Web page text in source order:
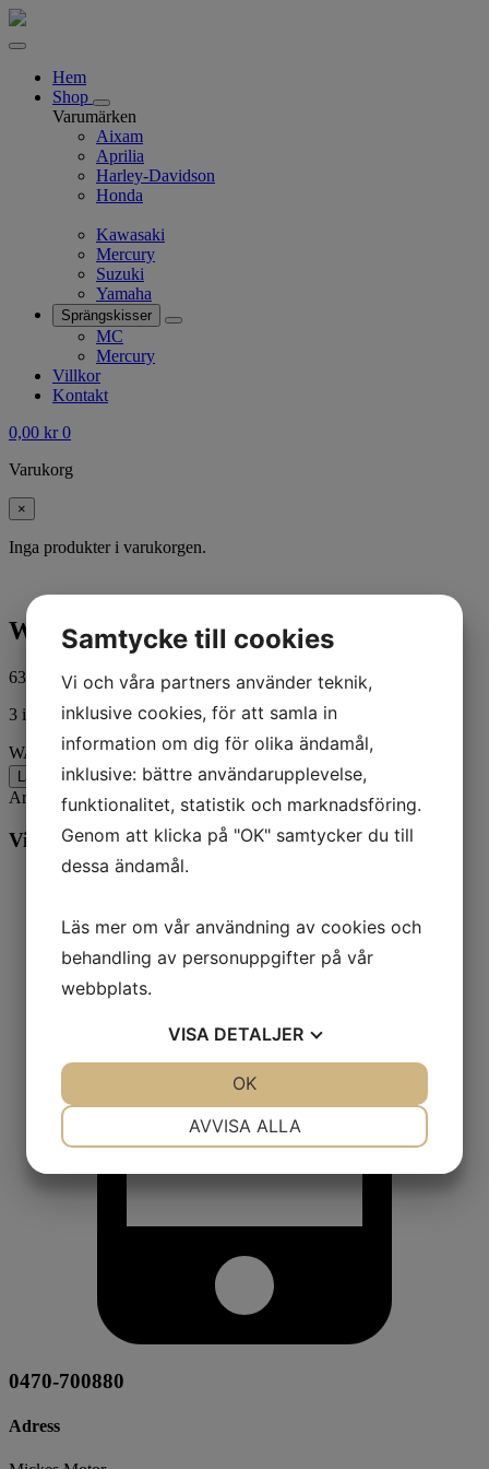
Hem
Shop
Varumärken
Aixam
Aprilia
Harley-Davidson
Honda
Kawasaki
Mercury
Suzuki
Yamaha
Sprängskisser
MC
Mercury
Villkor
Kontakt
0,00 kr 0
Varukorg
×
Inga produkter i varukorgen.
WASHER
63,00 kr ink. moms
3 i lager
WASHER mängd
Lägg till i varukorg
Artikelnr:85057 Kategorier:Båt,Mercury
Vill du veta mer? Ring oss:
0470-700880
Adress
Samtycke till cookies
Vi och våra partners använder teknik,
inklusive cookies, för att samla in
information om dig för olika ändamål,
inklusive: bättre användarupplevelse,
funktionalitet, statistik och marknadsföring.
Genom att klicka på "OK" samtycker du till
dessa ändamål.
Läs mer om vår användning av cookies och
behandling av personuppgifter på vår
webbplats.
VISA DETALJER
AVVISA ALLA
OK